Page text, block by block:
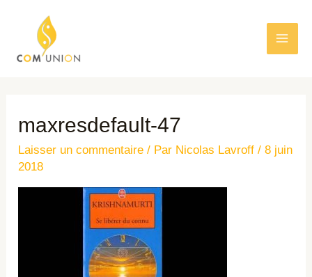
maxresdefault-47
Laisser un commentaire / Par Nicolas Lavroff/8 juin
2018